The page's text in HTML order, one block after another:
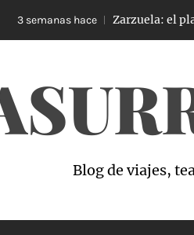
3 semanas hace Zarzuela: el plan
Blog de viajes,